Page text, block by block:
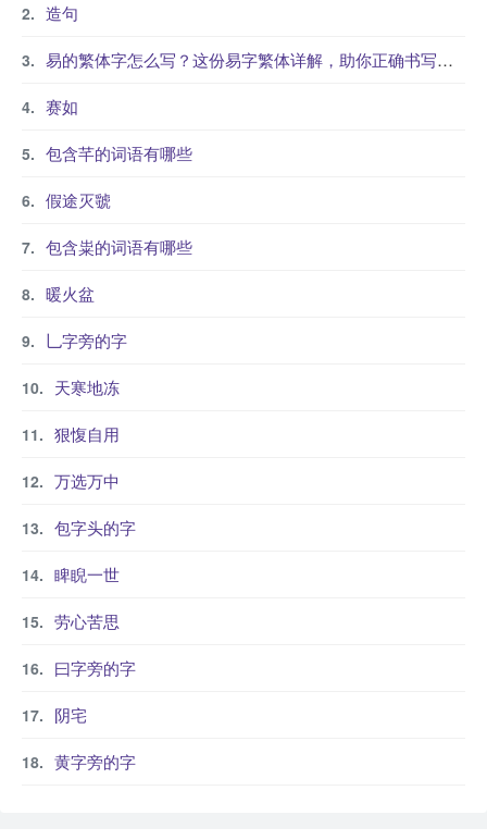
造句
易的繁体字怎么写？这份易字繁体详解，助你正确书写汉字_汉字繁体学习
赛如
包含芊的词语有哪些
假途灭虢
包含粜的词语有哪些
暖火盆
乚字旁的字
天寒地冻
狠愎自用
万选万中
包字头的字
睥睨一世
劳心苦思
曰字旁的字
阴宅
黄字旁的字